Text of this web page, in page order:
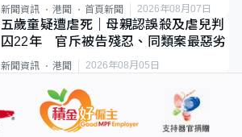
新聞資訊 港聞 首頁新聞 2026年08月07日
五歲童疑遭虐死｜母親認誤殺及虐兒判
囚22年 官斥被告殘忍、同類案最惡劣
新聞資訊 港聞 2026年08月05日